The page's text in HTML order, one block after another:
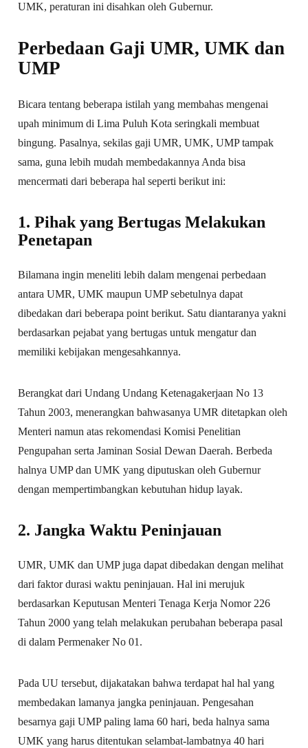
UMK, peraturan ini disahkan oleh Gubernur.
Perbedaan Gaji UMR, UMK dan
UMP
Bicara tentang beberapa istilah yang membahas mengenai
upah minimum di Lima Puluh Kota seringkali membuat
bingung. Pasalnya, sekilas gaji UMR, UMK, UMP tampak
sama, guna lebih mudah membedakannya Anda bisa
mencermati dari beberapa hal seperti berikut ini:
1. Pihak yang Bertugas Melakukan
Penetapan
Bilamana ingin meneliti lebih dalam mengenai perbedaan
antara UMR, UMK maupun UMP sebetulnya dapat
dibedakan dari beberapa point berikut. Satu diantaranya yakni
berdasarkan pejabat yang bertugas untuk mengatur dan
memiliki kebijakan mengesahkannya.
Berangkat dari Undang Undang Ketenagakerjaan No 13
Tahun 2003, menerangkan bahwasanya UMR ditetapkan oleh
Menteri namun atas rekomendasi Komisi Penelitian
Pengupahan serta Jaminan Sosial Dewan Daerah. Berbeda
halnya UMP dan UMK yang diputuskan oleh Gubernur
dengan mempertimbangkan kebutuhan hidup layak.
2. Jangka Waktu Peninjauan
UMR, UMK dan UMP juga dapat dibedakan dengan melihat
dari faktor durasi waktu peninjauan. Hal ini merujuk
berdasarkan Keputusan Menteri Tenaga Kerja Nomor 226
Tahun 2000 yang telah melakukan perubahan beberapa pasal
di dalam Permenaker No 01.
Pada UU tersebut, dijakatakan bahwa terdapat hal hal yang
membedakan lamanya jangka peninjauan. Pengesahan
besarnya gaji UMP paling lama 60 hari, beda halnya sama
UMK yang harus ditentukan selambat-lambatnya 40 hari